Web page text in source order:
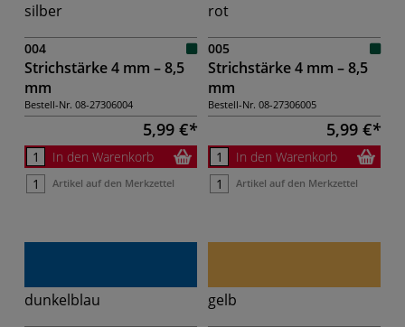
silber
004
Strichstärke 4 mm – 8,5
mm
Bestell-Nr. 08-27306004
5,99 €
In den Warenkorb
Artikel auf den Merkzettel
rot
005
Strichstärke 4 mm – 8,5
mm
Bestell-Nr. 08-27306005
5,99 €
In den Warenkorb
Artikel auf den Merkzettel
dunkelblau gelb